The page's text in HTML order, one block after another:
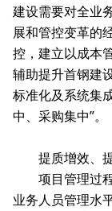
建设需要对全业
展和管控变革的
控，建立以成本
辅助提升首钢建
标准化及系统集
中、采购集中”。
提质增效、
项目管理过
业务人员管理水